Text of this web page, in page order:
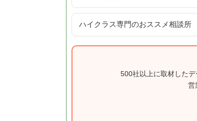
ハイクラス専門のおススメ相談所
500社以上に取材した
営